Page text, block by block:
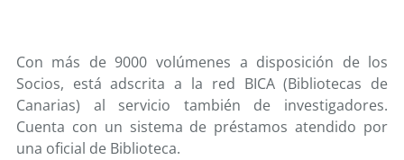
Con más de 9000 volúmenes a disposición de los
Socios, está adscrita a la red BICA (Bibliotecas de
Canarias) al servicio también de investigadores.
Cuenta con un sistema de préstamos atendido por
una oficial de Biblioteca.